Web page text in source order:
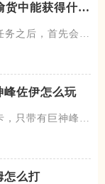
货中能获得什么
之后，首先会去
峰佐伊怎么玩
只带有巨神峰一
怎么打